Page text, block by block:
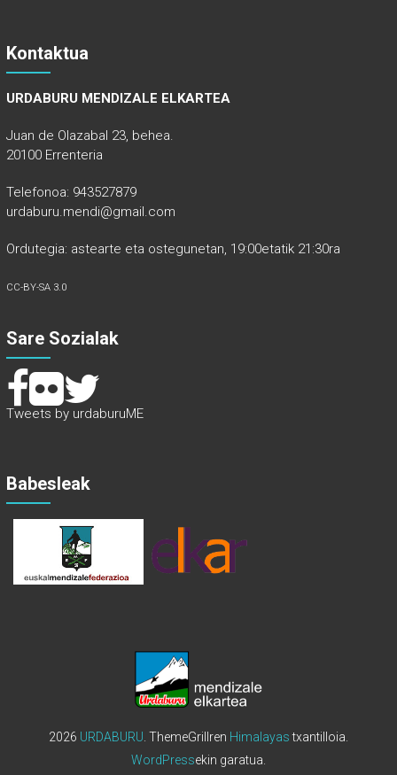
Kontaktua
URDABURU MENDIZALE ELKARTEA
Juan de Olazabal 23, behea.
20100 Errenteria
Telefonoa: 943527879
urdaburu.mendi@gmail.com
Ordutegia: astearte eta ostegunetan, 19:00etatik 21:30ra
CC-BY-SA 3.0
Sare Sozialak
Tweets by urdaburuME
Babesleak
2026 URDABURU. ThemeGrillren Himalayastxantilloia.
WordPressekin garatua.